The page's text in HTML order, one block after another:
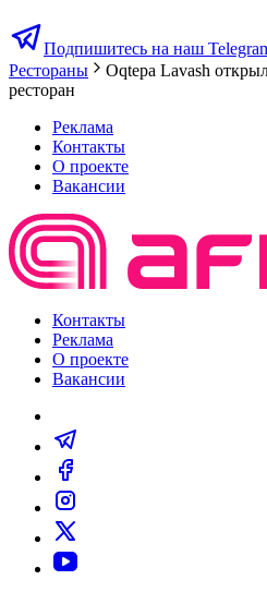
Подпишитесь на наш
Рестораны
Oqtepa Lavash
ресторан
Реклама
Контакты
О проекте
Вакансии
Контакты
Реклама
О проекте
Вакансии